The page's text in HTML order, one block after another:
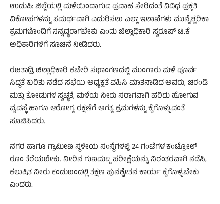
ಉಡುಪಿ: ಜಿಲ್ಲೆಯಲ್ಲಿ ಮಳೆಯಿಂದಾಗುವ ಪ್ರವಾಹ ಸೇರಿದಂತೆ ವಿವಿಧ ಪ್ರಕೃತಿ
ವಿಕೋಪಗಳನ್ನು ಸಮರ್ಥವಾಗಿ ಎದುರಿಸಲು ಎಲ್ಲಾ ಇಲಾಖೆಗಳು ಮುನ್ನೆಚ್ಚರಿಕಾ
ಕ್ರಮಗಳೊಂದಿಗೆ ಸನ್ನದ್ಧರಾಗಬೇಕು ಎಂದು ಜಿಲ್ಲಾಧಿಕಾರಿ ಸ್ವರೂಪ್ ಟಿ.ಕೆ
ಅಧಿಕಾರಿಗಳಿಗೆ ಸೂಚನೆ ನೀಡಿದರು.
ರಜತಾದ್ರಿ ಜಿಲ್ಲಾಧಿಕಾರಿ ಕಚೇರಿ ಸಭಾಂಗಣದಲ್ಲಿ ಮುಂಗಾರು ಮಳೆ ಪೂರ್ವ
ಸಿದ್ಧತೆ ಕುರಿತು ನಡೆದ ಸಭೆಯ ಅಧ್ಯಕ್ಷತೆ ವಹಿಸಿ ಮಾತನಾಡಿದ ಅವರು, ಚರಂಡಿ
ಮತ್ತು ತೋಡುಗಳ ಸ್ವಚ್ಛತೆ, ಮಳೆಯ ನೀರು ಸರಾಗವಾಗಿ ಹರಿದು ಹೋಗುವ
ವ್ಯವಸ್ಥೆ ಹಾಗೂ ಆರೋಗ್ಯ ರಕ್ಷಣೆಗೆ ಅಗತ್ಯ ಕ್ರಮಗಳನ್ನು ಕೈಗೊಳ್ಳುವಂತೆ
ಸೂಚಿಸಿದರು.
ನಗರ ಹಾಗೂ ಗ್ರಾಮೀಣ ಸ್ಥಳೀಯ ಸಂಸ್ಥೆಗಳಲ್ಲಿ 24 ಗಂಟೆಗಳ ಕಂಟ್ರೋಲ್
ರೂಂ ತೆರೆಯಬೇಕು. ನೀರಿನ ಗುಣಮಟ್ಟ ಪರೀಕ್ಷೆಯನ್ನು ನಿರಂತರವಾಗಿ ನಡೆಸಿ,
ಕಲುಷಿತ ನೀರು ಕಂಡುಬಂದಲ್ಲಿ ತಕ್ಷಣ ಪುನಶ್ಚೇತನ ಕಾರ್ಯ ಕೈಗೊಳ್ಳಬೇಕು
ಎಂದರು.